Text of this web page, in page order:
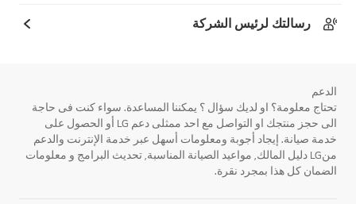
رسالتك لرئيس الشركة
الدعم
تحتاج معلومة؟ او لديك سؤال ؟ يمكننا المساعدة. سواء كنت فى حاجة
الى حجز منتجك او التواصل مع احد ممثلى دعم LG أو الحصول على
خدمة صيانة. إيجاد أجوبة ومعلومات أسهل عبر خدمة الإنترنت والدعم
منLG دليل المالك, مواعيد الصيانة المناسبة, تحديث البرامج و معلومات
الضمان كل هذا بمجرد نقرة.